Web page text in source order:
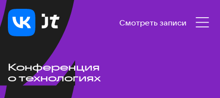
Смотреть записи
Конференция
о технологиях